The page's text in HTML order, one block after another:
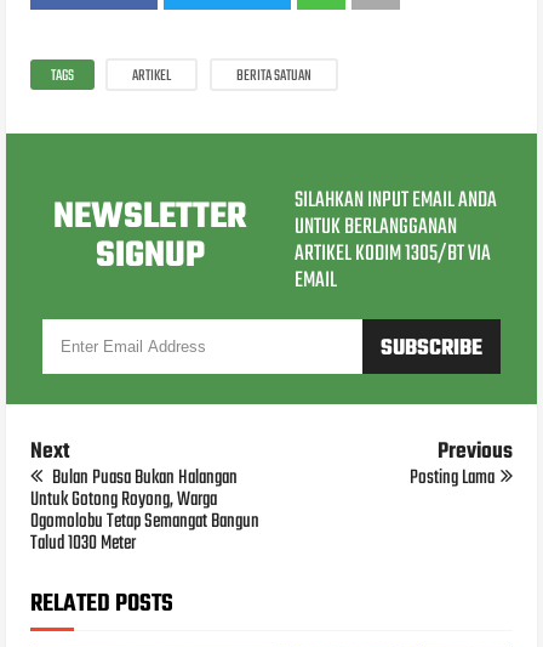
TAGS ARTIKEL BERITA SATUAN
NEWSLETTER
SIGNUP
SILAHKAN INPUT EMAIL ANDA
UNTUK BERLANGGANAN
ARTIKEL KODIM 1305/BT VIA
EMAIL
Next
Bulan Puasa Bukan Halangan
Untuk Gotong Royong, Warga
Ogomolobu Tetap Semangat Bangun
Talud 1030 Meter
Previous
Posting Lama
RELATED POSTS